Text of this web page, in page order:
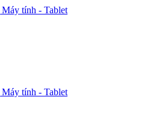
Máy tính - Tablet
Máy tính - Tablet